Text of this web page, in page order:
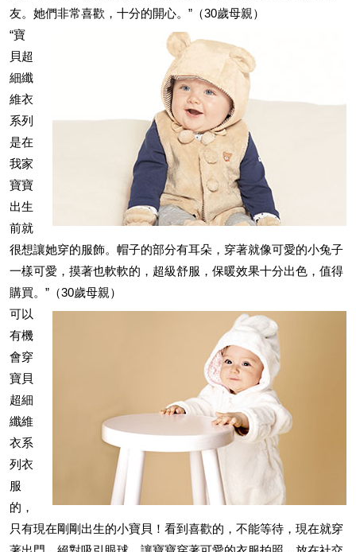
友。她們非常喜歡，十分的開心。”（30歲母親）
“寶
貝超
細纖
維衣
系列
是在
我家
寶寶
出生
前就
很想讓她穿的服飾。帽子的部分有耳朵，穿著就像可愛的小兔子
一樣可愛，摸著也軟軟的，超級舒服，保暖效果十分出色，值得
購買。”（30歲母親）
可以
有機
會穿
寶貝
超細
纖維
衣系
列衣
服
的，
只有現在剛剛出生的小寶貝！看到喜歡的，不能等待，現在就穿